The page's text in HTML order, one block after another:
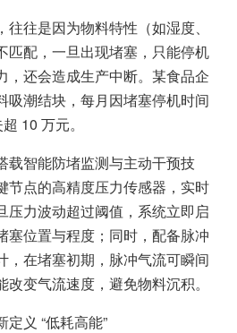
往是因为物料特性（如湿度、
匹配，一旦出现堵塞，只能停机
，还会造成生产中断。某食品企
吸潮结块，每月因堵塞停机时间
10 万元。
载智能防堵监测与主动干预技
节点的高精度压力传感器，实时
压力波动超过阈值，系统立即启
塞位置与程度；同时，配备脉冲
，在堵塞初期，脉冲气流可瞬间
变气流速度，避免物料沉积。
义 “低耗高能”